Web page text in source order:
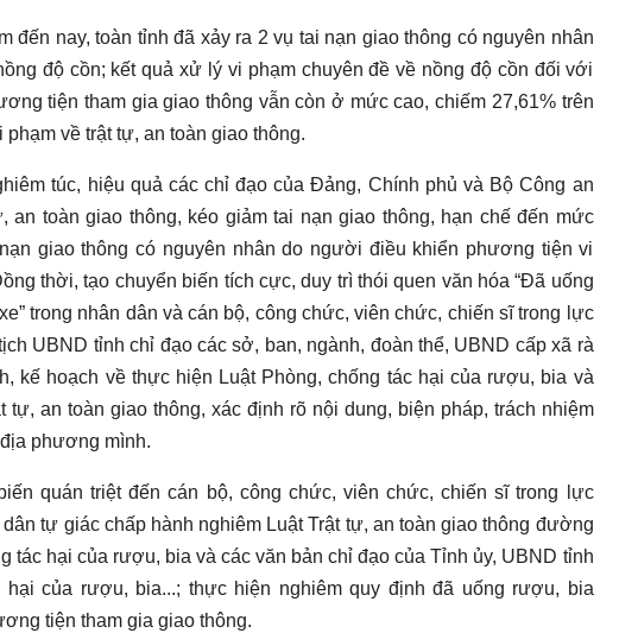
đến nay, toàn tỉnh đã xảy ra 2 vụ tai nạn giao thông có nguyên nhân
độ cồn; kết quả xử lý vi phạm chuyên đề về nồng độ cồn đối với
tiện tham gia giao thông vẫn còn ở mức cao, chiếm 27,61% trên
phạm về trật tự, an toàn giao thông.
túc, hiệu quả các chỉ đạo của Đảng, Chính phủ và Bộ Công an
an toàn giao thông, kéo giảm tai nạn giao thông, hạn chế đến mức
giao thông có nguyên nhân do người điều khiển phương tiện vi
thời, tạo chuyển biến tích cực, duy trì thói quen văn hóa “Đã uống
trong nhân dân và cán bộ, công chức, viên chức, chiến sĩ trong lực
UBND tỉnh chỉ đạo các sở, ban, ngành, đoàn thể, UBND cấp xã rà
kế hoạch về thực hiện Luật Phòng, chống tác hại của rượu, bia và
tự, an toàn giao thông, xác định rõ nội dung, biện pháp, trách nhiệm
phương mình.
quán triệt đến cán bộ, công chức, viên chức, chiến sĩ trong lực
tự giác chấp hành nghiêm Luật Trật tự, an toàn giao thông đường
tác hại của rượu, bia và các văn bản chỉ đạo của Tỉnh ủy, UBND tỉnh
hại của rượu, bia...; thực hiện nghiêm quy định đã uống rượu, bia
tiện tham gia giao thông.
Chào ngày mới 4/8/2026 Chào ngày mới 3/8/2026